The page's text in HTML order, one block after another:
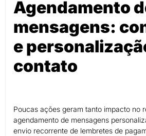
Agendamento
mensagens:
e
contato
Poucas ações geram tanto impacto no
agendamento de mensagens
envio recorrente de lembretes de